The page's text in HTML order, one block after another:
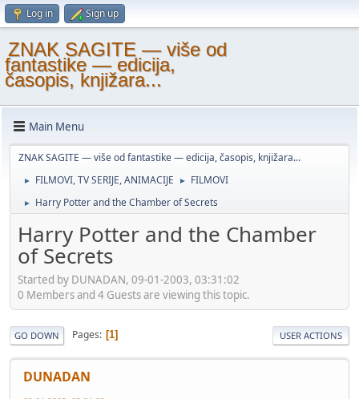
Log in Sign up
ZNAK SAGITE — više od
fantastike — edicija,
časopis, knjižara...
Main Menu
ZNAK SAGITE — više od fantastike — edicija, časopis, knjižara...
► FILMOVI, TV SERIJE, ANIMACIJE ► FILMOVI
► Harry Potter and the Chamber of Secrets
Harry Potter and the Chamber
of Secrets
Started by DUNADAN, 09-01-2003, 03:31:02
0 Members and 4 Guests are viewing this topic.
GO DOWN Pages 1 USER ACTIONS
DUNADAN